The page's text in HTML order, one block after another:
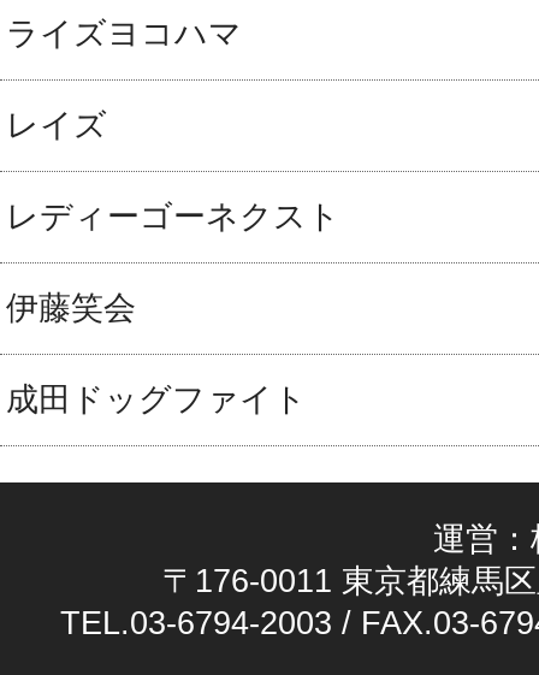
ライズヨコハマ
レイズ
レディーゴーネクスト
伊藤笑会
成田ドッグファイト
運営
〒176-0011 東京都練馬
TEL.03-6794-2003 / FAX.03-